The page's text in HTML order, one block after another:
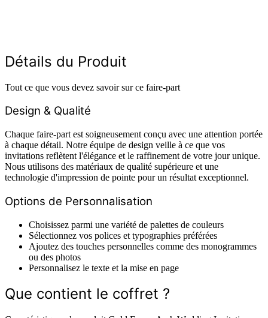
Détails du Produit
Tout ce que vous devez savoir sur ce faire-part
Design & Qualité
Chaque faire-part est soigneusement conçu avec une attention portée
à chaque détail. Notre équipe de design veille à ce que vos
invitations reflètent l'élégance et le raffinement de votre jour unique.
Nous utilisons des matériaux de qualité supérieure et une
technologie d'impression de pointe pour un résultat exceptionnel.
Options de Personnalisation
Choisissez parmi une variété de palettes de couleurs
Sélectionnez vos polices et typographies préférées
Ajoutez des touches personnelles comme des monogrammes
ou des photos
Personnalisez le texte et la mise en page
Que contient le coffret ?